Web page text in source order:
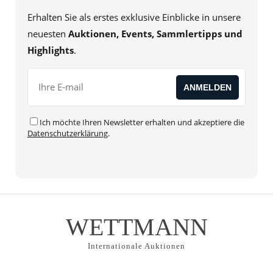
Erhalten Sie als erstes exklusive Einblicke in unsere
neuesten Auktionen, Events, Sammlertipps und
Highlights.
Ich möchte Ihren Newsletter erhalten und akzeptiere die
Datenschutzerklärung.
WETTMANN
Internationale Auktionen